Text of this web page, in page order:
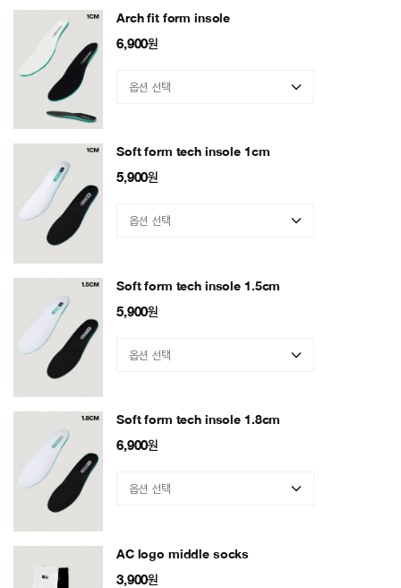
Arch fit form insole
6,900원
Soft form tech insole 1cm
5,900원
Soft form tech insole 1.5cm
5,900원
Soft form tech insole 1.8cm
6,900원
AC logo middle socks
3,900원